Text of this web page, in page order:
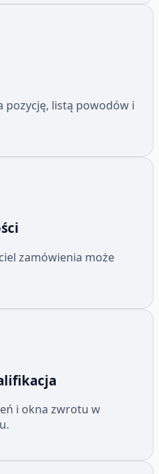
pozycję, listą powodów i
zamówienia może
i okna zwrotu w